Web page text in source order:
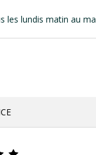
au marché !